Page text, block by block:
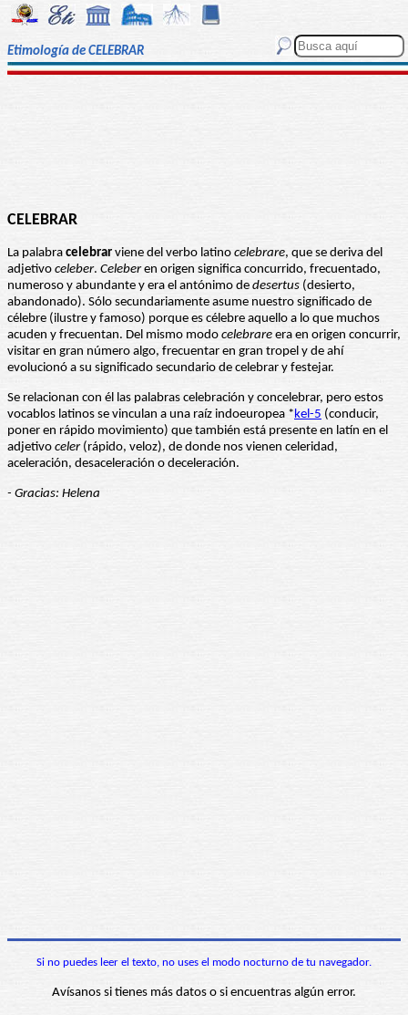
Etimología de CELEBRAR
CELEBRAR
La palabra celebrar viene del verbo latino celebrare, que se deriva del
adjetivo celeber. Celeberen origen significa concurrido, frecuentado,
numeroso y abundante y era el antónimo de desertus (desierto,
abandonado). Sólo secundariamente asume nuestro significado de
célebre (ilustre y famoso) porque es célebre aquello a lo que muchos
acuden y frecuentan. Del mismo modo celebrare era en origen concurrir,
visitar en gran número algo, frecuentar en gran tropel y de ahí
evolucionó a su significado secundario de celebrar y festejar.
Se relacionan con él las palabras celebración y concelebrar, pero estos
vocablos latinos se vinculan a una raíz indoeuropea *kel-5 (conducir,
poner en rápido movimiento) que también está presente en latín en el
adjetivo celer(rápido, veloz), de donde nos vienen celeridad,
aceleración, desaceleración o deceleración.
- Gracias: Helena
Si no puedes leer el texto, no uses el modo nocturno de tu navegador.
Avísanos si tienes más datos o si encuentras algún error.